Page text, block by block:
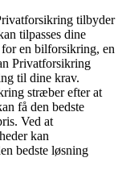
tilbyder
tilpasses dine
en bilforsikring, en
Privatforsikring
til dine krav.
stræber efter at
få den bedste
Ved at
kan
bedste løsning